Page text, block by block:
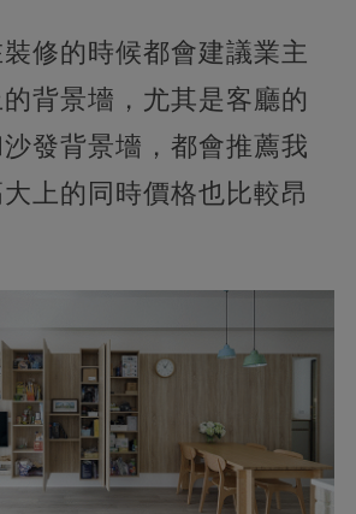
修的時候都會建議業主
背景墻，尤其是客廳的
發背景墻，都會推薦我
上的同時價格也比較昂